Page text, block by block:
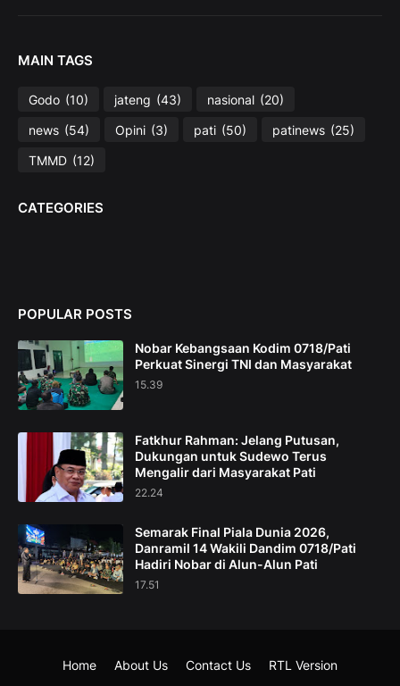
MAIN TAGS
Godo (10) jateng (43) nasional (20)
news (54) Opini (3) pati (50) patinews (25)
TMMD (12)
CATEGORIES
POPULAR POSTS
Nobar Kebangsaan Kodim 0718/Pati
Perkuat Sinergi TNI dan Masyarakat
15.39
Fatkhur Rahman: Jelang Putusan,
Dukungan untuk Sudewo Terus
Mengalir dari Masyarakat Pati
22.24
Semarak Final Piala Dunia 2026,
Danramil 14 Wakili Dandim 0718/Pati
Hadiri Nobar di Alun-Alun Pati
17.51
Home About Us Contact Us RTL Version